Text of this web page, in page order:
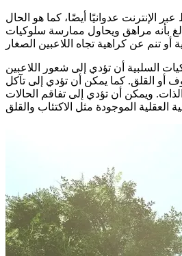
الإنترنت عدوانيًا أيضًا، كما هو الحال
بأنه مراهق ويحاول ممارسة سلوكيات
السلبية أن تؤدي إلى شعور اللاعبين
أو القلق. كما يمكن أن تؤدي إلى تآكل
الذات. ويمكن أن تؤدي إلى تفاقم الحالات